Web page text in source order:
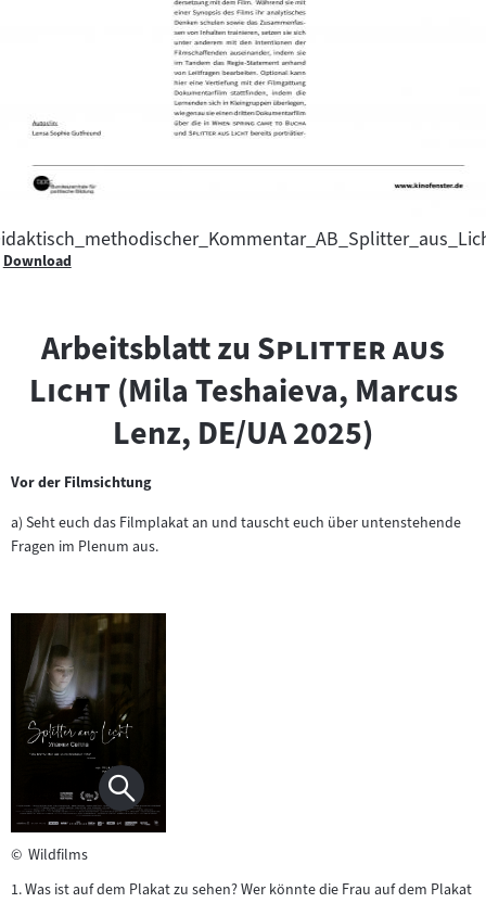
Download
Arbeitsblatt zu "
Splitter aus
Licht"(Mila Teshaieva, Marcus
Lenz, DE/UA 2025)
Vor der Filmsichtung
a) Seht euch das Filmplakat an und tauscht euch über untenstehende
Fragen im Plenum aus.
© Wildfilms
1. Was ist auf dem Plakat zu sehen? Wer könnte die Frau auf dem Plakat